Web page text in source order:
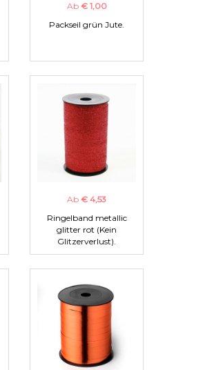
Ab € 1,00
Packseil grün Jute.
Ab € 4,53
Ringelband metallic
glitter rot (Kein
Glitzerverlust).